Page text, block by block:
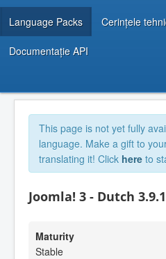
Language Packs Cerințele
Documentaţie API
This page is not yet fully
language. Make a gift to
translating it! Click here to
Joomla! 3 - Dutch
Maturity
Stable